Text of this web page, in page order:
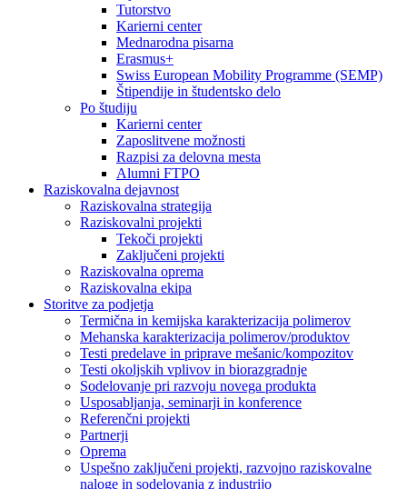
Tutorstvo
Karierni center
Mednarodna pisarna
Erasmus+
Swiss European Mobility Programme (SEMP)
Štipendije in študentsko delo
Po študiju
Karierni center
Zaposlitvene možnosti
Razpisi za delovna mesta
Alumni FTPO
Raziskovalna dejavnost
Raziskovalna strategija
Raziskovalni projekti
Tekoči projekti
Zaključeni projekti
Raziskovalna oprema
Raziskovalna ekipa
Storitve za podjetja
Termična in kemijska karakterizacija polimerov
Mehanska karakterizacija polimerov/produktov
Testi predelave in priprave mešanic/kompozitov
Testi okoljskih vplivov in biorazgradnje
Sodelovanje pri razvoju novega produkta
Usposabljanja, seminarji in konference
Referenčni projekti
Partnerji
Oprema
Uspešno zaključeni projekti, razvojno raziskovalne
naloge in sodelovanja z industrijo